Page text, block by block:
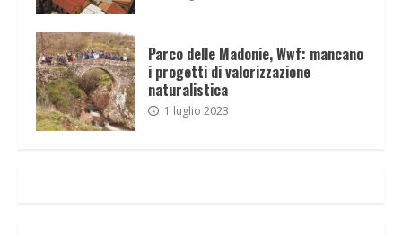
Parco delle Madonie, Wwf: mancano
i progetti di valorizzazione
naturalistica
1 luglio 2023